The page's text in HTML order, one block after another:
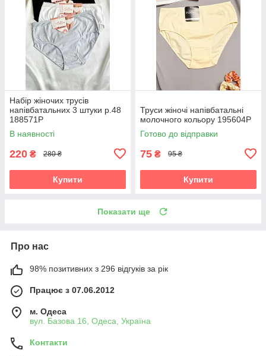
Набір жіночих трусів
напівбатальних 3 штуки р.48
188571P
В наявності
220 ₴ 280 ₴
Купити
Труси жіночі напівбатальні
молочного кольору 195604P
Готово до відправки
75 ₴ 95 ₴
Купити
Показати ще
Про нас
98% позитивних з 296 відгуків за рік
Працює з 07.06.2012
м. Одеса
вул. Базова 16, Одеса, Україна
Контакти